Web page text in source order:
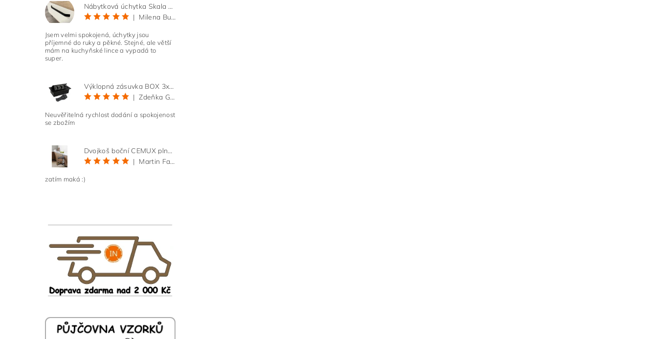
Nábytková úchytka Skala černá matná
|
Milena Bučková
Jsem velmi spokojená, úchytky jsou
příjemné do ruky a pěkné. Stejné, ale větší
mám na kuchyňské lince a vypadá to
super.
Výklopná zásuvka BOX 3x 230V s 3m kabelem - černá
|
Zdeňka Gold
Neuvěřitelná rychlost dodání a spokojenost
se zbožím
Dvojkoš boční CEMUX plné dno 3D, s tlumením antracit 200 mm
|
Martin Faltus
zatím maká :)